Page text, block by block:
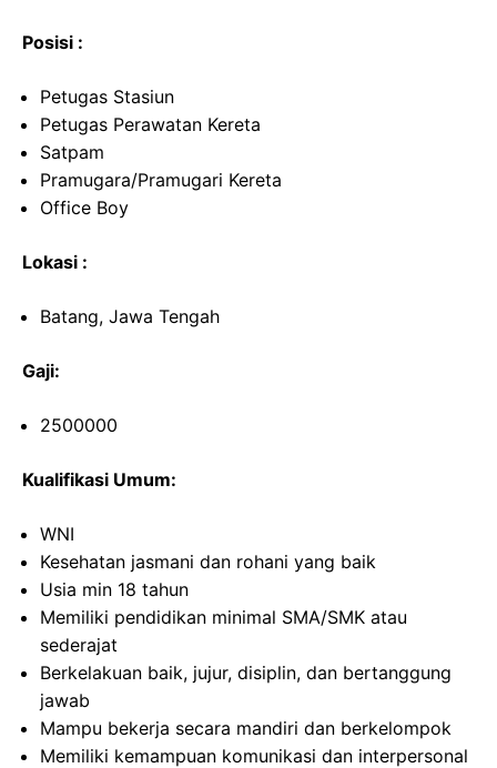
Posisi :
Petugas Stasiun
Petugas Perawatan Kereta
Satpam
Pramugara/Pramugari Kereta
Office Boy
Lokasi :
Batang, Jawa Tengah
Gaji:
2500000
Kualifikasi Umum:
WNI
Kesehatan jasmani dan rohani yang baik
Usia min 18 tahun
Memiliki pendidikan minimal SMA/SMK atau
sederajat
Berkelakuan baik, jujur, disiplin, dan bertanggung
jawab
Mampu bekerja secara mandiri dan berkelompok
Memiliki kemampuan komunikasi dan interpersonal